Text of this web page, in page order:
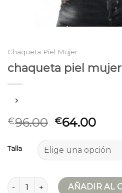
Chaqueta Piel Mujer
chaqueta piel mujer
€96.00 €64.00
Talla
chaqueta piel mujer cantidad
AÑADIR AL